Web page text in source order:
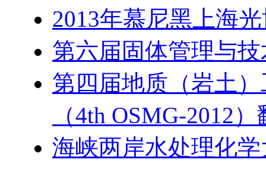
2013年慕尼黑上海
第六届固体管理与
第四届地质（岩土
（4th OSMG-2012
海峡两岸水处理化